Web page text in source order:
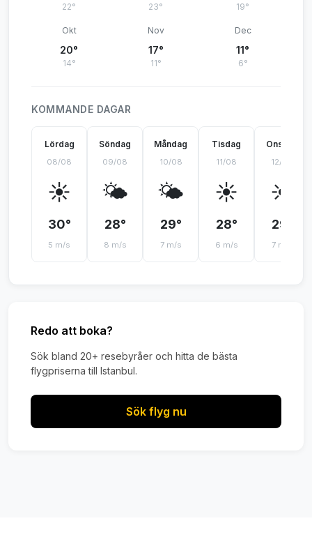
22° 23° 19°
Okt
20°
14°
Nov
17°
11°
Dec
11°
6°
KOMMANDE DAGAR
Lördag
08/08
☀️
30°
5 m/s
Söndag
09/08
🌤️
28°
8 m/s
Måndag
10/08
🌤️
29°
7 m/s
Tisdag
11/08
☀️
28°
6 m/s
Onsdag
12/08
☀️
29°
7 m/s
Redo att boka?
Sök bland 20+ resebyråer och hitta de bästa
flygpriserna till Istanbul.
Sök flyg nu